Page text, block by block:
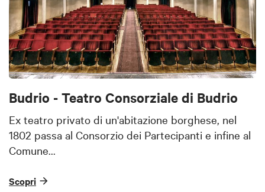
Budrio - Teatro Consorziale di Budrio
Ex teatro privato di un'abitazione borghese, nel
1802 passa al Consorzio dei Partecipanti e infine al
Comune...
Scopri